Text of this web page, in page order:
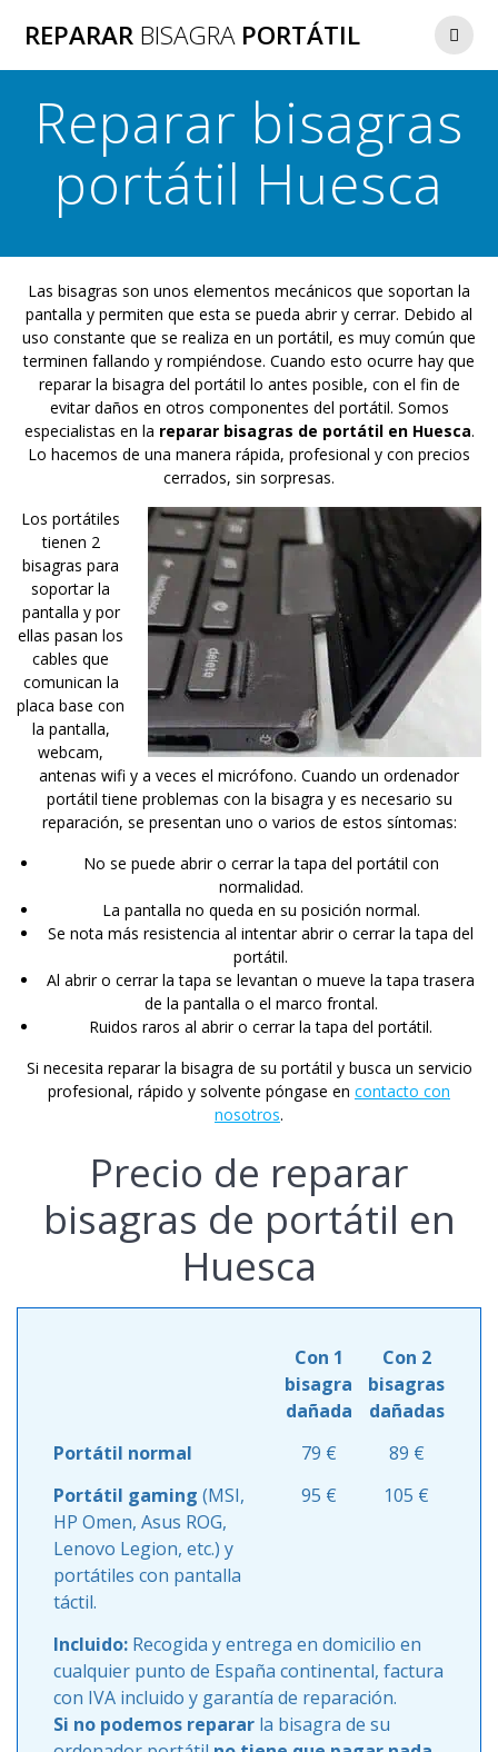
al
REPARAR BISAGRAPORTÁTIL
Reparar bisagras
portátil Huesca
Las bisagras son unos elementos mecánicos que soportan la
pantalla y permiten que esta se pueda abrir y cerrar. Debido al
uso constante que se realiza en un portátil, es muy común que
terminen fallando y rompiéndose. Cuando esto ocurre hay que
reparar la bisagra del portátil lo antes posible, con el fin de
evitar daños en otros componentes del portátil. Somos
especialistas en la reparar bisagras de portátil en Huesca.
Lo hacemos de una manera rápida, profesional y con precios
cerrados, sin sorpresas.
Los portátiles
tienen 2
bisagras para
soportar la
pantalla y por
ellas pasan los
cables que
comunican la
placa base con
la pantalla,
webcam,
antenas wifi y a veces el micrófono. Cuando un ordenador
portátil tiene problemas con la bisagra y es necesario su
reparación, se presentan uno o varios de estos síntomas:
No se puede abrir o cerrar la tapa del portátil con
normalidad.
La pantalla no queda en su posición normal.
Se nota más resistencia al intentar abrir o cerrar la tapa del
portátil.
Al abrir o cerrar la tapa se levantan o mueve la tapa trasera
de la pantalla o el marco frontal.
Ruidos raros al abrir o cerrar la tapa del portátil.
Si necesita reparar la bisagra de su portátil y busca un servicio
profesional, rápido y solvente póngase en contacto con
nosotros.
Precio de reparar
bisagras de portátil en
Huesca
Con 1
bisagra
dañada
Con 2
bisagras
dañadas
Portátil normal
79 €
89 €
Portátil gaming (MSI,
HP Omen, Asus ROG,
Lenovo Legion, etc.) y
portátiles con pantalla
táctil.
95 € 105 €
Incluido: Recogida y entrega en domicilio en
cualquier punto de España continental, factura
con IVA incluido y garantía de reparación.
Si no podemos reparar la bisagra de su